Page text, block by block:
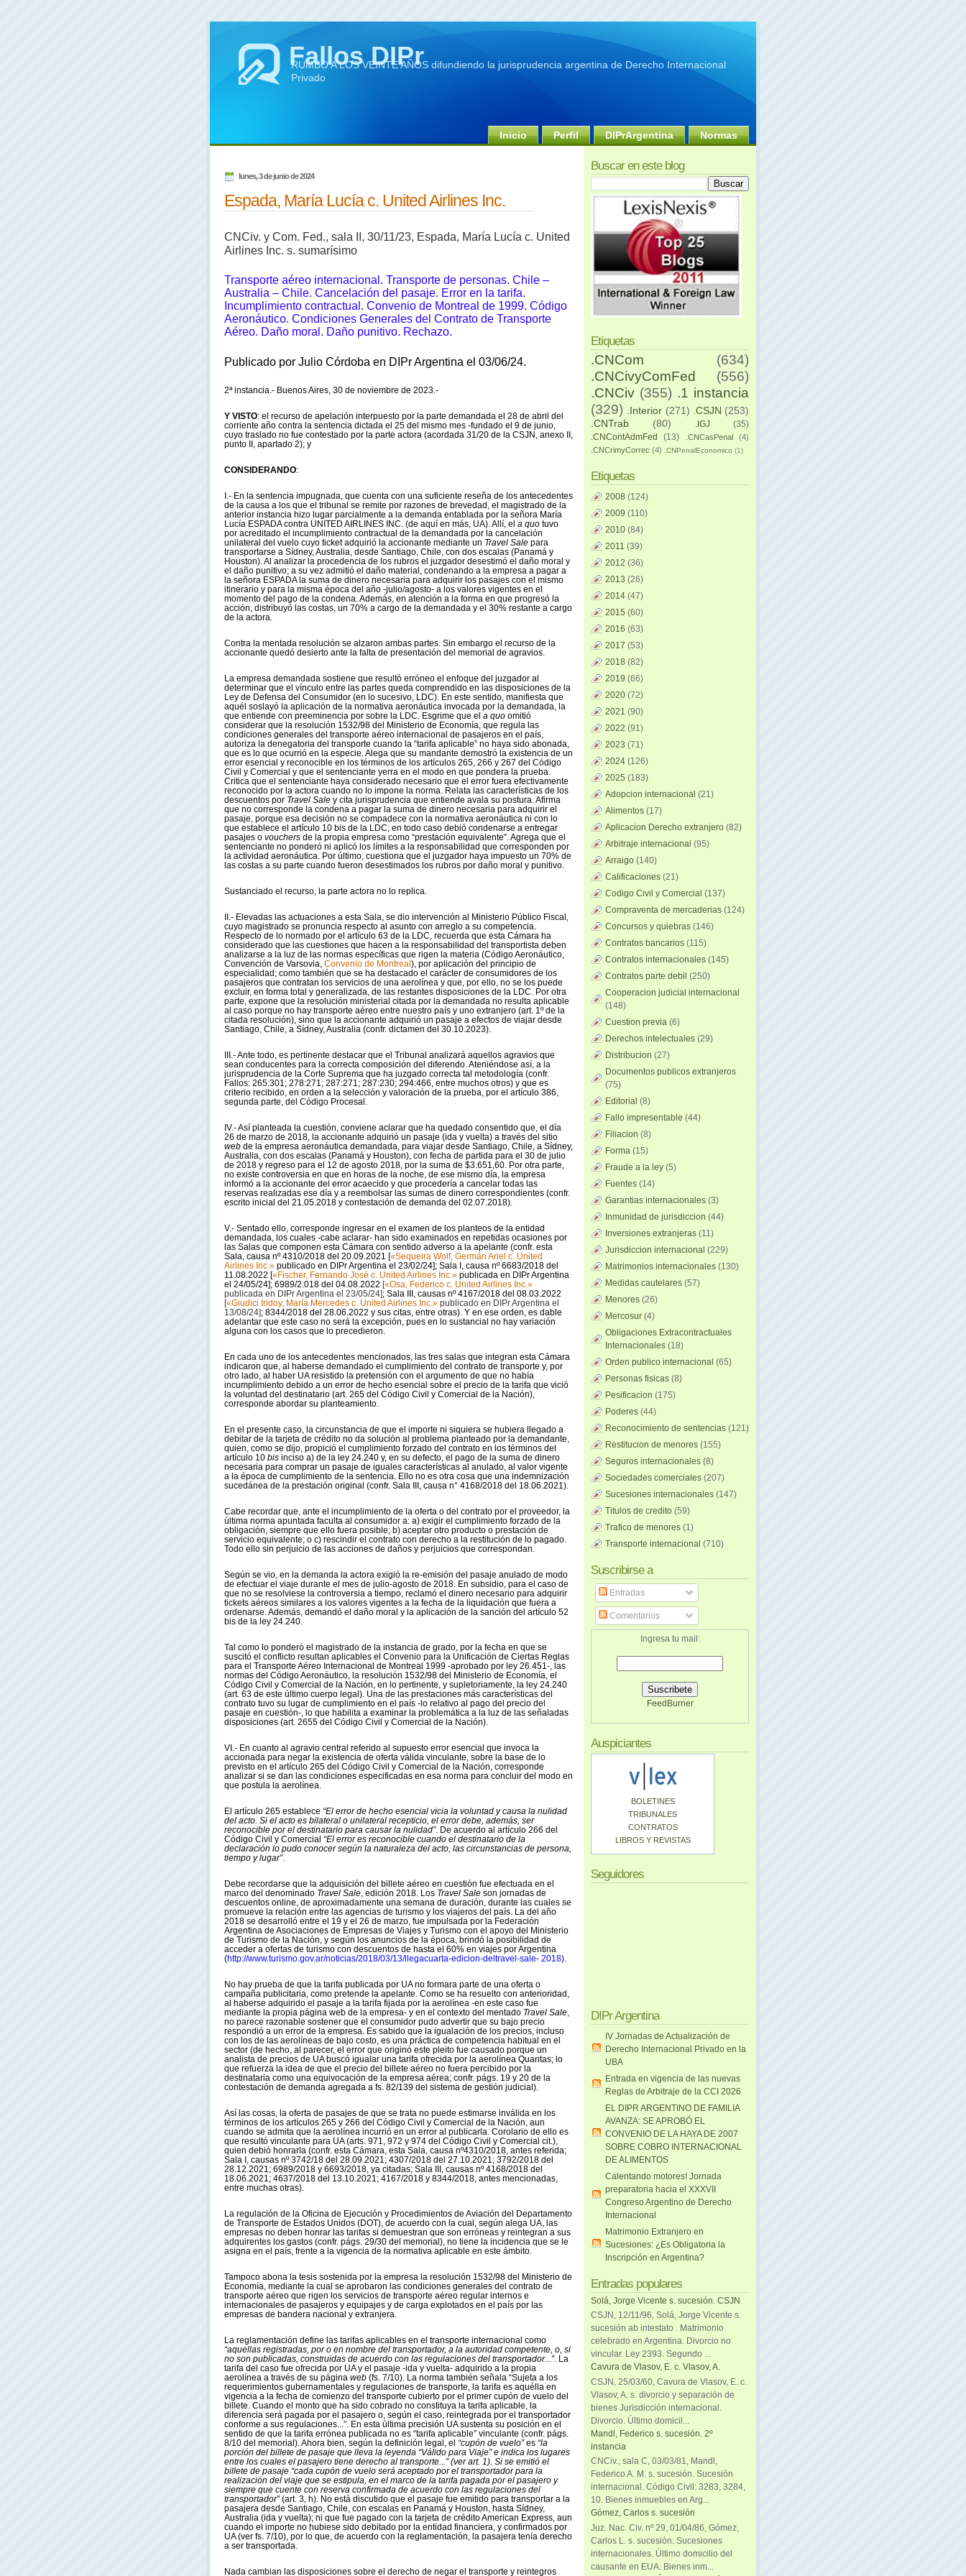
Fallos DIPr
RUMBO A LOS VEINTE AÑOS difundiendo la jurisprudencia argentina de Derecho Internacional
Privado
Inicio Perfil DIPrArgentina Normas
lunes, 3 de junio de 2024
Espada, María Lucía c. United Airlines Inc.
CNCiv. y Com. Fed., sala
II, 30/11/23, Espada, María Lucía c. United
Airlines Inc. s. sumarísimo
Transporte aéreo internacional. Transporte de personas. Chile –
Australia – Chile. Cancelación del pasaje. Error en la tarifa.
Incumplimiento contractual. Convenio de Montreal de 1999. Código
Aeronáutico. Condiciones Generales del Contrato de Transporte
Aéreo. Daño moral. Daño punitivo. Rechazo.
Publicado por Julio Córdoba en DIPr Argentina el 03/06/24.
2ª instancia.- Buenos Aires, 30 de noviembre de 2023.-
Y VISTO: el recurso de apelación interpuesto por la parte demandada el 28 de abril del
corriente año contra la sentencia dictada el 25 del mismo mes -fundado el 9 de junio,
cuyo traslado no fue contestado por la parte actora (acordada 31/20 de la CSJN, anexo II,
punto II, apartado 2); y
CONSIDERANDO:
I.- En la sentencia impugnada, que cuenta con una suficiente reseña de los antecedentes
de la causa a los que el tribunal se remite por razones de brevedad, el magistrado de la
anterior instancia hizo lugar parcialmente a la demanda entablada por la señora María
Lucía ESPADA contra UNITED AIRLINES INC. (de aquí en más, UA). Allí, el a quo tuvo
por acreditado el incumplimiento contractual de la demandada por la cancelación
unilateral del vuelo cuyo ticket adquirió la accionante mediante un Travel Sale para
transportarse a Sídney, Australia, desde Santiago, Chile, con dos escalas (Panamá y
Houston). Al analizar la procedencia de los rubros el juzgador desestimó el daño moral y
el daño punitivo; a su vez admitió el daño material, condenando a la empresa a pagar a
la señora ESPADA la suma de dinero necesaria para adquirir los pasajes con el mismo
itinerario y para la misma época del año -julio/agosto- a los valores vigentes en el
momento del pago de la condena. Además, en atención a la forma en que progresó la
acción, distribuyó las costas, un 70% a cargo de la demandada y el 30% restante a cargo
de la actora.
Contra la mentada resolución se alzaron ambas partes. Sin embargo el recurso de la
accionante quedó desierto ante la falta de presentación del memorial de agravios.
La empresa demandada sostiene que resultó erróneo el enfoque del juzgador al
determinar que el vínculo entre las partes queda comprendido en las disposiciones de la
Ley de Defensa del Consumidor (en lo sucesivo, LDC). En este sentido, manifiesta que
aquél soslayó la aplicación de la normativa aeronáutica invocada por la demandada, la
que entiende con preeminencia por sobre la LDC. Esgrime que el a quo omitió
considerar que la resolución 1532/98 del Ministerio de Economía, que regula las
condiciones generales del transporte aéreo internacional de pasajeros en el país,
autoriza la denegatoria del transporte cuando la “tarifa aplicable” no haya sido abonada,
que es lo que ocurrió en la especie. Alega que su mandante demostró la existencia de un
error esencial y reconocible en los términos de los artículos 265, 266 y 267 del Código
Civil y Comercial y que el sentenciante yerra en el modo en que pondera la prueba.
Critica que el sentenciante haya considerado necesario que el error fuera efectivamente
reconocido por la actora cuando no lo impone la norma. Relata las características de los
descuentos por Travel Sale y cita jurisprudencia que entiende avala su postura. Afirma
que no corresponde la condena a pagar la suma de dinero necesaria para adquirir el
pasaje, porque esa decisión no se compadece con la normativa aeronáutica ni con lo
que establece el artículo 10 bis de la LDC; en todo caso debió condenarse a entregar
pasajes o vouchers de la propia empresa como “prestación equivalente”. Agrega que el
sentenciante no ponderó ni aplicó los límites a la responsabilidad que corresponden por
la actividad aeronáutica. Por último, cuestiona que el juzgador haya impuesto un 70% de
las costas a su parte cuando fueron desestimados los rubros por daño moral y punitivo.
Sustanciado el recurso, la parte actora no lo replica.
II.- Elevadas las actuaciones a esta Sala, se dio intervención al Ministerio Público Fiscal,
cuyo magistrado se pronuncia respecto al asunto con arreglo a su competencia.
Respecto de lo normado por el artículo 63 de la LDC, recuerda que esta Cámara ha
considerado que las cuestiones que hacen a la responsabilidad del transportista deben
analizarse a la luz de las normas específicas que rigen la materia (Código Aeronáutico,
Convención de Varsovia, Convenio de Montreal ), por aplicación del principio de
especialidad; como también que se ha destacado el carácter de consumidores de los
pasajeros que contratan los servicios de una aerolínea y que, por ello, no se los puede
excluir, en forma total y generalizada, de las restantes disposiciones de la LDC. Por otra
parte, expone que la resolución ministerial citada por la demandada no resulta aplicable
al caso porque no hay transporte aéreo entre nuestro país y uno extranjero (art. 1º de la
citada resolución), sino que la accionante adquirió un pasaje a efectos de viajar desde
Santiago, Chile, a Sídney, Australia (confr. dictamen del 30.10.2023).
III.- Ante todo, es pertinente destacar que el Tribunal analizará aquellos agravios que
sean conducentes para la correcta composición del diferendo. Ateniéndose así, a la
jurisprudencia de la Corte Suprema que ha juzgado correcta tal metodología (confr.
Fallos: 265:301; 278:271; 287:271; 287:230; 294:466, entre muchos otros) y que es
criterio recibido, en orden a la selección y valoración de la prueba, por el artículo 386,
segunda parte, del Código Procesal.
IV.- Así planteada la cuestión, conviene aclarar que ha quedado consentido que, el día
26 de marzo de 2018, la accionante adquirió un pasaje (ida y vuelta) a través del sitio
web de la empresa aeronáutica demandada, para viajar desde Santiago, Chile, a Sídney,
Australia, con dos escalas (Panamá y Houston), con fecha de partida para el 30 de julio
de 2018 y regreso para el 12 de agosto 2018, por la suma de $3.651,60. Por otra parte,
no existe controversia en que en horas de la noche, de ese mismo día, la empresa
informó a la accionante del error acaecido y que procedería a cancelar todas las
reservas realizadas ese día y a reembolsar las sumas de dinero correspondientes (confr.
escrito inicial del 21.05.2018 y contestación de demanda del 02.07.2018).
V.- Sentado ello, corresponde ingresar en el examen de los planteos de la entidad
demandada, los cuales -cabe aclarar- han sido examinados en repetidas ocasiones por
las Salas que componen esta Cámara con sentido adverso a la apelante (confr. esta
Sala, causa nº 4310/2018 del 20.09.2021 [«Sequeira Wolf, Germán Ariel c. United
Airlines Inc.» publicado en DIPr Argentina el 23/02/24]; Sala I, causa nº 6683/2018 del
11.08.2022 [«Fischer, Fernando José c. United Airlines Inc.» publicada en DIPr Argentina
el 24/05/24]; 6989/2.018 del 04.08.2022 [«Osa, Federico c. United Airlines Inc.»
publicada en DIPr Argentina el 23/05/24]; Sala III, causas nº 4167/2018 del 08.03.2022
[«Giudici Iridoy, María Mercedes c. United Airlines Inc.» publicado en DIPr Argentina el
13/08/24]; 8344/2018 del 28.06.2022 y sus citas, entre otras). Y en ese orden, es dable
adelantar que este caso no será la excepción, pues en lo sustancial no hay variación
alguna con los casos que lo precedieron.
En cada uno de los antecedentes mencionados, las tres salas que integran esta Cámara
indicaron que, al haberse demandado el cumplimiento del contrato de transporte y, por
otro lado, al haber UA resistido la pretensión con el argumento de que no había
incumplimiento debido a un error de hecho esencial sobre el precio de la tarifa que vició
la voluntad del destinatario (art. 265 del Código Civil y Comercial de la Nación),
corresponde abordar su planteamiento.
En el presente caso, la circunstancia de que el importe ni siquiera se hubiera llegado a
debitar de la tarjeta de crédito no da solución al problema planteado por la demandante,
quien, como se dijo, propició el cumplimiento forzado del contrato en los términos del
artículo 10 bis inciso a) de la ley 24.240 y, en su defecto, el pago de la suma de dinero
necesaria para comprar un pasaje de iguales características al anulado, al valor vigente
a la época de cumplimiento de la sentencia. Ello no es otra cosa que una indemnización
sucedánea de la prestación original (confr. Sala III, causa n° 4168/2018 del 18.06.2021).
Cabe recordar que, ante el incumplimiento de la oferta o del contrato por el proveedor, la
última norma apuntada faculta al consumidor a: a) exigir el cumplimiento forzado de la
obligación, siempre que ello fuera posible; b) aceptar otro producto o prestación de
servicio equivalente; o c) rescindir el contrato con derecho a la restitución de lo pagado.
Todo ello sin perjuicio de las acciones de daños y perjuicios que correspondan.
Según se vio, en la demanda la actora exigió la re-emisión del pasaje anulado de modo
de efectuar el viaje durante el mes de julio-agosto de 2018. En subsidio, para el caso de
que no se resolviese la controversia a tiempo, reclamó el dinero necesario para adquirir
tickets aéreos similares a los valores vigentes a la fecha de la liquidación que fuera a
ordenarse. Además, demandó el daño moral y la aplicación de la sanción del artículo 52
bis de la ley 24.240.
Tal como lo ponderó el magistrado de la instancia de grado, por la fecha en que se
suscitó el conflicto resultan aplicables el Convenio para la Unificación de Ciertas Reglas
para el Transporte Aéreo Internacional de Montreal 1999 -aprobado por ley 26.451-, las
normas del Código Aeronáutico, la resolución 1532/98 del Ministerio de Economía, el
Código Civil y Comercial de la Nación, en lo pertinente, y supletoriamente, la ley 24.240
(art. 63 de este último cuerpo legal). Una de las prestaciones más características del
contrato tuvo su lugar de cumplimiento en el país -lo relativo al pago del precio del
pasaje en cuestión-, lo que habilita a examinar la problemática a la luz de las señaladas
disposiciones (art. 2655 del Código Civil y Comercial de la Nación).
VI.- En cuanto al agravio central referido al supuesto error esencial que invoca la
accionada para negar la existencia de oferta válida vinculante, sobre la base de lo
previsto en el artículo 265 del Código Civil y Comercial de la Nación, corresponde
analizar si se dan las condiciones especificadas en esa norma para concluir del modo en
que postula la aerolínea.
El artículo 265 establece “El error de hecho esencial vicia la voluntad y causa la nulidad
del acto. Si el acto es bilateral o unilateral recepticio, el error debe, además, ser
reconocible por el destinatario para causar la nulidad”. De acuerdo al artículo 266 del
Código Civil y Comercial “El error es reconocible cuando el destinatario de la
declaración lo pudo conocer según la naturaleza del acto, las circunstancias de persona,
tiempo y lugar”.
Debe recordarse que la adquisición del billete aéreo en cuestión fue efectuada en el
marco del denominado Travel Sale, edición 2018. Los Travel Sale son jornadas de
descuentos online, de aproximadamente una semana de duración, durante las cuales se
promueve la relación entre las agencias de turismo y los viajeros del país. La del año
2018 se desarrolló entre el 19 y el 26 de marzo, fue impulsada por la Federación
Argentina de Asociaciones de Empresas de Viajes y Turismo con el apoyo del Ministerio
de Turismo de la Nación, y según los anuncios de la época, brindó la posibilidad de
acceder a ofertas de turismo con descuentos de hasta el 60% en viajes por Argentina
(http://www.turismo.gov.ar/noticias/2018/03/13/llegacuarta-edicion-deltravel-sale- 2018).
No hay prueba de que la tarifa publicada por UA no formara parte de una oferta o
campaña publicitaria, como pretende la apelante. Como se ha resuelto con anterioridad,
al haberse adquirido el pasaje a la tarifa fijada por la aerolínea -en este caso fue
mediante la propia página web de la empresa- y en el contexto del mentado Travel Sale,
no parece razonable sostener que el consumidor pudo advertir que su bajo precio
respondió a un error de la empresa. Es sabido que la igualación de los precios, incluso
con los de las aerolíneas de bajo costo, es una práctica de competencia habitual en el
sector (de hecho, al parecer, el error que originó este pleito fue causado porque un
analista de precios de UA buscó igualar una tarifa ofrecida por la aerolínea Quantas; lo
que refuerza la idea de que el precio del billete aéreo no fuera percibido por la
destinataria como una equivocación de la empresa aérea; confr. págs. 19 y 20 de la
contestación de demanda agregada a fs. 82/139 del sistema de gestión judicial).
Así las cosas, la oferta de pasajes de que se trata no puede estimarse inválida en los
términos de los artículos 265 y 266 del Código Civil y Comercial de la Nación, aun
cuando se admita que la aerolínea incurrió en un error al publicarla. Corolario de ello es
que resultó vinculante para UA (arts. 971, 972 y 974 del Código Civil y Comercial cit.),
quien debió honrarla (confr. esta Cámara, esta Sala, causa nº4310/2018, antes referida;
Sala I, causas nº 3742/18 del 28.09.2021; 4307/2018 del 27.10.2021; 3792/2018 del
28.12.2021; 6989/2018 y 6693/2018, ya citadas; Sala III, causas nº 4168/2018 del
18.06.2021; 4637/2018 del 13.10.2021; 4167/2018 y 8344/2018, antes mencionadas,
entre muchas otras).
La regulación de la Oficina de Ejecución y Procedimientos de Aviación del Departamento
de Transporte de Estados Unidos (DOT), de acuerdo con la cual, según alega UA, las
empresas no deben honrar las tarifas si demuestran que son erróneas y reintegran a sus
adquirentes los gastos (confr. págs. 29/30 del memorial), no tiene la incidencia que se le
asigna en el país, frente a la vigencia de la normativa aplicable en este ámbito.
Tampoco abona la tesis sostenida por la empresa la resolución 1532/98 del Ministerio de
Economía, mediante la cual se aprobaron las condiciones generales del contrato de
transporte aéreo que rigen los servicios de transporte aéreo regular internos e
internacionales de pasajeros y equipajes y de carga explotados en el país por las
empresas de bandera nacional y extranjera.
La reglamentación define las tarifas aplicables en el transporte internacional como
“aquellas registradas, por o en nombre del transportador, a la autoridad competente, o, si
no son publicadas, construidas de acuerdo con las regulaciones del transportador...”. La
tarifa del caso fue ofrecida por UA y el pasaje -ida y vuelta- adquirido a la propia
aerolínea a través de su página web (fs. 7/10). La norma también señala “Sujeta a los
requerimientos gubernamentales y regulaciones de transporte, la tarifa es aquélla en
vigencia a la fecha de comienzo del transporte cubierto por el primer cupón de vuelo del
billete. Cuando el monto que ha sido cobrado no constituya la tarifa aplicable, la
diferencia será pagada por el pasajero o, según el caso, reintegrada por el transportador
conforme a sus regulaciones...”. En esta última precisión UA sustenta su posición en el
sentido de que la tarifa errónea publicada no es “tarifa aplicable” vinculante (confr. págs.
8/10 del memorial). Ahora bien, según la definición legal, el “cupón de vuelo”es “la
porción del billete de pasaje que lleva la leyenda “Válido para Viaje” e indica los lugares
entre los cuales el pasajero tiene derecho al transporte...” (ver art. 1). Si se emitió el
billete de pasaje “cada cupón de vuelo será aceptado por el transportador para la
realización del viaje que se estipula, en el marco de la tarifa pagada por el pasajero y
siempre que cuente con reserva confirmada de acuerdo con las regulaciones del
transportador”(art. 3, h). No está discutido que el pasaje fue emitido para transportar a la
pasajera desde Santiago, Chile, con escalas en Panamá y Houston, hasta Sídney,
Australia (ida y vuelta); ni que fue pagado con la tarjeta de crédito American Express, aun
cuando el importe no hubiese sido debitado por la entidad financiera, y confirmados por
UA (ver fs. 7/10), por lo que, de acuerdo con la reglamentación, la pasajera tenía derecho
a ser transportada.
Nada cambian las disposiciones sobre el derecho de negar el transporte y reintegros
Buscar en este blog
Etiquetas
.CNCom
(634)
.CNCivyComFed
(556)
.CNCiv (355) .1 instancia
(329)
.Interior (271) .CSJN (253)
.CNTrab
(80) .IGJ
(35)
.CNContAdmFed
(13) .CNCasPenal
(4)
.CNCrimyCorrec (4) .CNPenalEconomico (1)
Etiquetas
2008 (124)
2009 (110)
2010 (84)
2011 (39)
2012 (36)
2013 (26)
2014 (47)
2015 (60)
2016 (63)
2017 (53)
2018 (82)
2019 (66)
2020 (72)
2021 (90)
2022 (91)
2023 (71)
2024 (126)
2025 (183)
Adopcion internacional (21)
Alimentos (17)
Aplicacion Derecho extranjero (82)
Arbitraje internacional (95)
Arraigo (140)
Calificaciones (21)
Codigo Civil y Comercial (137)
Compraventa de mercaderias (124)
Concursos y quiebras (146)
Contratos bancarios (115)
Contratos internacionales (145)
Contratos parte debil (250)
Cooperacion judicial internacional
(148)
Cuestion previa (6)
Derechos intelectuales (29)
Distribucion (27)
Documentos publicos extranjeros
(75)
Editorial (8)
Fallo impresentable (44)
Filiacion (8)
Forma (15)
Fraude a la ley (5)
Fuentes (14)
Garantias internacionales (3)
Inmunidad de jurisdiccion (44)
Inversiones extranjeras (11)
Jurisdiccion internacional (229)
Matrimonios internacionales (130)
Medidas cautelares (57)
Menores (26)
Mercosur (4)
Obligaciones Extracontractuales
Internacionales (18)
Orden publico internacional (65)
Personas fisicas (8)
Pesificacion (175)
Poderes (44)
Reconocimiento de sentencias (121)
Restitucion de menores (155)
Seguros internacionales (8)
Sociedades comerciales (207)
Sucesiones internacionales (147)
Titulos de credito (59)
Trafico de menores (1)
Transporte internacional (710)
Suscribirse a
Entradas
Comentarios
Ingresa tu mail:
FeedBurner
Auspiciantes
BOLETINES
TRIBUNALES
CONTRATOS
LIBROS Y REVISTAS
Seguidores
DIPr Argentina
IV Jornadas de Actualización de
Derecho Internacional Privado en la
UBA
Entrada en vigencia de las nuevas
Reglas de Arbitraje de la CCI 2026
EL DIPR ARGENTINO DE FAMILIA
AVANZA: SE APROBÓ EL
CONVENIO DE LA HAYA DE 2007
SOBRE COBRO INTERNACIONAL
DE ALIMENTOS
Calentando motores! Jornada
preparatoria hacia el XXXVII
Congreso Argentino de Derecho
Internacional
Matrimonio Extranjero en
Sucesiones: ¿Es Obligatoria la
Inscripción en Argentina?
Entradas populares
Solá, Jorge Vicente s. sucesión. CSJN
CSJN, 12/11/96, Solá, Jorge Vicente s.
sucesión ab intestato . Matrimonio
celebrado en Argentina. Divorcio no
vincular. Ley 2393. Segundo ...
Cavura de Vlasov, E. c. Vlasov, A.
CSJN, 25/03/60, Cavura de Vlasov, E. c.
Vlasov, A. s. divorcio y separación de
bienes Jurisdicción internacional.
Divorcio. Último domicil...
Mandl, Federico s. sucesión. 2º
instancia
CNCiv., sala C, 03/03/81, Mandl,
Federico A. M. s. sucesión. Sucesión
internacional. Código Civil: 3283, 3284,
10. Bienes inmuebles en Arg...
Gómez, Carlos s. sucesión
Juz. Nac. Civ. nº 29, 01/04/86, Gómez,
Carlos L. s. sucesión. Sucesiones
internacionales. Último domicilio del
causante en EUA. Bienes inm...